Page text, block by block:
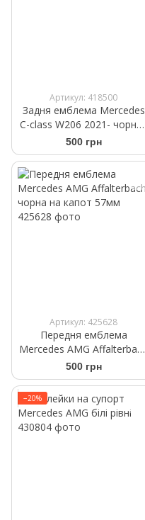
Артикул: 418500
Задня емблема Mercedes
C-class W206 2021- чорний
глянець A2068171600
500 грн
Артикул: 425628
Передня емблема
Mercedes AMG Affalterbach
чорна на капот 57мм
500 грн
−20%